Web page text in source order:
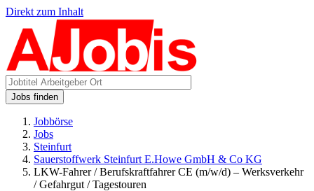
Direkt zum Inhalt
Jobs finden
Jobbörse
Jobs
Steinfurt
Sauerstoffwerk Steinfurt E.Howe GmbH & Co KG
LKW-Fahrer / Berufskraftfahrer CE (m/w/d) – Werksverkehr
/ Gefahrgut / Tagestouren